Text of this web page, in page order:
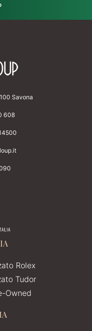
Savona
608
Rolex
Tudor
Owned